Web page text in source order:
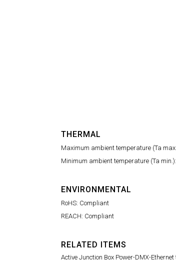
THERMAL
Maximum ambient temperature (Ta
Minimum ambient temperature (Ta
ENVIRONMENTAL
RoHS: Compliant
REACH: Compliant
RELATED ITEMS
Active Junction Box Power-DMX-